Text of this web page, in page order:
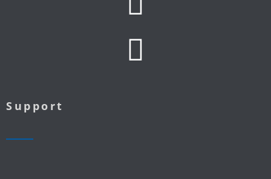
Support